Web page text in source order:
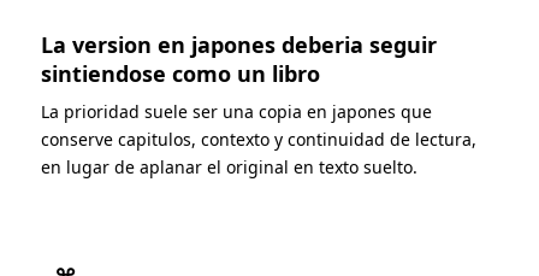
La version en japones deberia seguir
sintiendose como un libro
La prioridad suele ser una copia en japones que
conserve capitulos, contexto y continuidad de lectura,
en lugar de aplanar el original en texto suelto.